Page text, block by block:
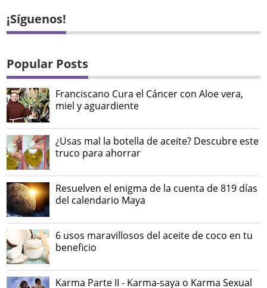
¡Síguenos!
Popular Posts
Franciscano Cura el Cáncer con Aloe vera,
miel y aguardiente
¿Usas mal la botella de aceite? Descubre este
truco para ahorrar
Resuelven el enigma de la cuenta de 819 días
del calendario Maya
6 usos maravillosos del aceite de coco en tu
beneficio
Karma Parte II - Karma-saya o Karma Sexual